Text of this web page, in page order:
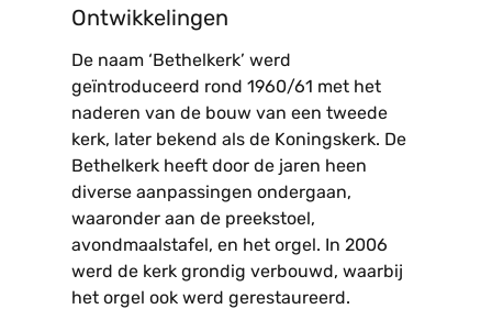
Ontwikkelingen
De naam ‘Bethelkerk’ werd
geïntroduceerd rond 1960/61 met het
naderen van de bouw van een tweede
kerk, later bekend als de Koningskerk. De
Bethelkerk heeft door de jaren heen
diverse aanpassingen ondergaan,
waaronder aan de preekstoel,
avondmaalstafel, en het orgel. In 2006
werd de kerk grondig verbouwd, waarbij
het orgel ook werd gerestaureerd.